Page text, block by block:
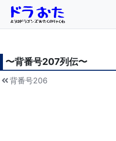
〜背番号207列伝〜
背番号206